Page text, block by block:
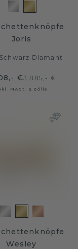
Joris
Schwarz Diamant
€3.885,- €
MwSt. & Zölle
Wesley